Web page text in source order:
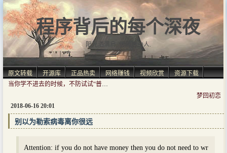
程序背后的每个深夜
阳光洒满肩, 仿佛自由人.
原文转载 开源库 正品热卖 网络赚钱 视频欣赏
资源下载
当你学不进去的时候，不防试试“普瑞马法则”
梦回初恋
2018-06-16 20:01
别以为勒索病毒离你很远
Attention: if you do not have money then you do not need to wr